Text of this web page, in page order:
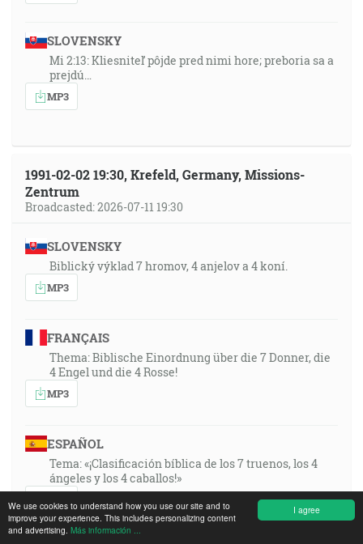
I agree
We use cookies to understand how you use our site and to
improve your experience. This includes personalizing content
and advertising. Más información ...
SLOVENSKY
Mi 2:13: Kliesniteľ pôjde pred nimi hore; preboria sa a
prejdú…
MP3
1991-02-02 19:30, Krefeld, Germany, Missions-
Zentrum
Broadcasted: 2026-07-11 19:30
SLOVENSKY
Biblický výklad 7 hromov, 4 anjelov a 4 koní.
MP3
FRANÇAIS
Thema: Biblische Einordnung über die 7 Donner, die
4 Engel und die 4 Rosse!
MP3
ESPAÑOL
Tema: «¡Clasificación bíblica de los 7 truenos, los 4
ángeles y los 4 caballos!»